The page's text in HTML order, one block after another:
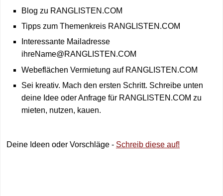
Blog zu RANGLISTEN.COM
Tipps zum Themenkreis RANGLISTEN.COM
Interessante Mailadresse
ihreName@RANGLISTEN.COM
Webeflächen Vermietung auf RANGLISTEN.COM
Sei kreativ. Mach den ersten Schritt. Schreibe unten
deine Idee oder Anfrage für RANGLISTEN.COM zu
mieten, nutzen, kauen.
Deine Ideen oder Vorschläge - Schreib diese auf!